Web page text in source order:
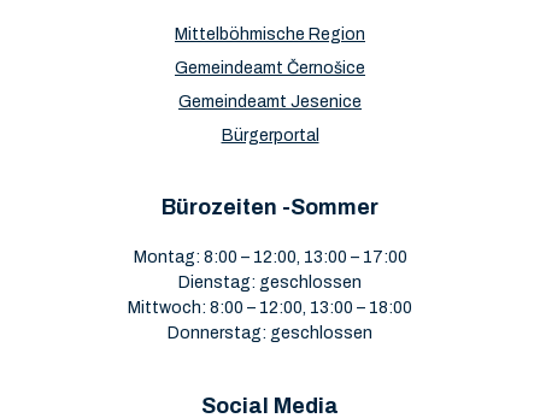
Mittelböhmische Region
Gemeindeamt Černošice
Gemeindeamt Jesenice
Bürgerportal
Bürozeiten -Sommer
Montag: 8:00 – 12:00, 13:00 – 17:00
Dienstag: geschlossen
Mittwoch: 8:00 – 12:00, 13:00 – 18:00
Donnerstag: geschlossen
Social Media